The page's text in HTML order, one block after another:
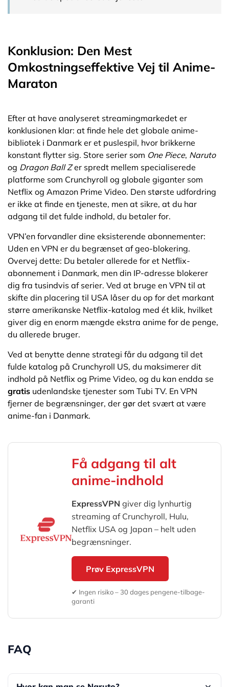
Konklusion: Den Mest
Omkostningseffektive Vej til Anime-
Maraton
Efter at have analyseret streamingmarkedet er
konklusionen klar: at finde hele det globale anime-
bibliotek i Danmark er et puslespil, hvor brikkerne
konstant flytter sig. Store serier som One Piece, Naruto
og Dragon Ball Zer spredt mellem specialiserede
platforme som Crunchyroll og globale giganter som
Netflix og Amazon Prime Video. Den største udfordring
er ikke at finde en tjeneste, men at sikre, at du har
adgang til det fulde indhold, du betaler for.
VPN’en forvandler dine eksisterende abonnementer:
Uden en VPN er du begrænset af geo-blokering.
Overvej dette: Du betaler allerede for et Netflix-
abonnement i Danmark, men din IP-adresse blokerer
dig fra tusindvis af serier. Ved at bruge en VPN til at
skifte din placering til USA låser du op for det markant
større amerikanske Netflix-katalog med ét klik, hvilket
giver dig en enorm mængde ekstra anime for de penge,
du allerede bruger.
Ved at benytte denne strategi får du adgang til det
fulde katalog på Crunchyroll US, du maksimerer dit
indhold på Netflix og Prime Video, og du kan endda se
gratis udenlandske tjenester som Tubi TV. En VPN
fjerner de begrænsninger, der gør det svært at være
anime-fan i Danmark.
Få adgang til alt
anime-indhold
ExpressVPN giver dig lynhurtig
streaming af Crunchyroll, Hulu,
Netflix USA og Japan – helt uden
begrænsninger.
Prøv ExpressVPN
✔ Ingen risiko – 30 dages pengene-tilbage-
garanti
FAQ